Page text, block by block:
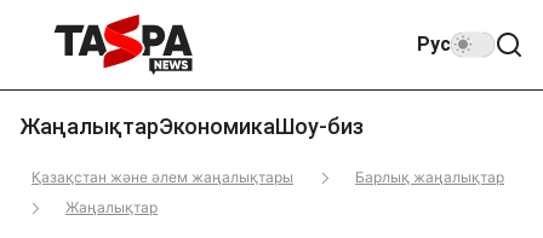
Рус
ЖаңалықтарЭкономикаШоу-биз
Қазақстан және әлем жаңалықтары
Барлық жаңалықтар
Жаңалықтар